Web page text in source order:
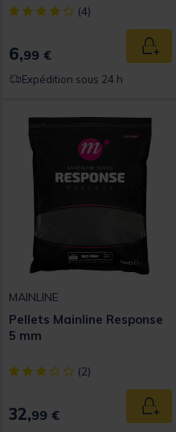
[object Object] out of 5
(4)
6,99 €
Expédition sous 24 h
MAINLINE
Pellets Mainline Response
5 mm
[object Object] out of 5
(2)
32,99 €